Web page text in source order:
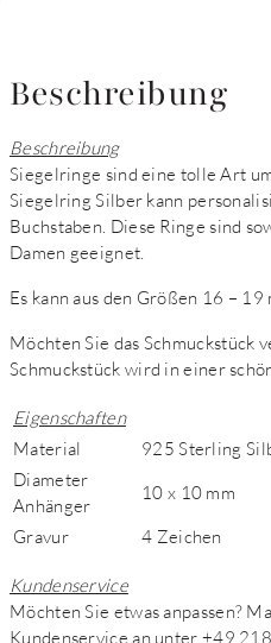
Beschreibung
Beschreibung
Siegelringe sind eine tolle Art
Siegelring Silber kann
Buchstaben. Diese Ringe sind
Damen geeignet.
Es kann aus den Größen 16 – 19
Möchten Sie das Schmuckstück
Schmuckstück wird in einer
Eigenschaften
Material
925 Sterling
Diameter
Anhänger
10 x 10 mm
Gravur 4 Zeichen
Kundenservice
Möchten Sie etwas anpassen?
Kundenservice an unter +49